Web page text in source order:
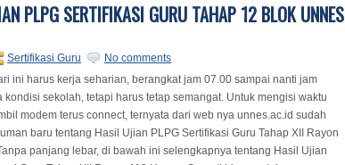
PLPG SERTIFIKASI GURU TAHAP 12 BLOK UNNES
Sertifikasi Guru
No comments
ini harus kerja seharian, berangkat jam 07.00 sampai nanti jam
kondisi sekolah, tetapi harus tetap semangat. Untuk mengisi waktu
modem terus connect, ternyata dari web nya unnes.ac.id sudah
baru tentang Hasil Ujian PLPG Sertifikasi Guru Tahap XII Rayon
panjang lebar, di bawah ini selengkapnya tentang Hasil Ujian